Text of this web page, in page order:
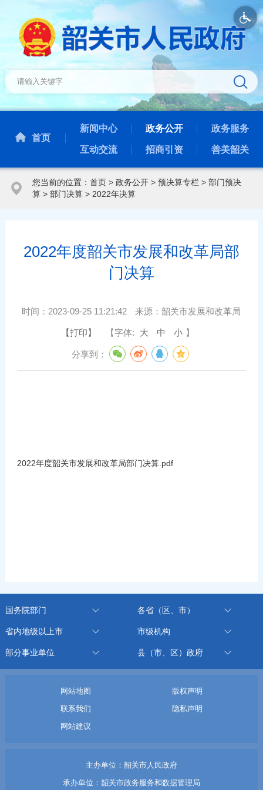
首页
新闻中心 政务公开 政务服务
互动交流 招商引资 善美韶关
您当前的位置： 首页> 政务公开> 预决算专栏> 部门预决
算> 部门决算> 2022年决算
2022年度韶关市发展和改革局部
门决算
时间： 2023-09-25 11:21:42 来源：韶关市发展和改革局
【打印】 【字体: 大 中 小 】
分享到：
2022年度韶关市发展和改革局部门决算.pdf
国务院部门 各省（区、市）
省内地级以上市 市级机构
部分事业单位 县（市、区）政府
网站地图
版权声明
联系我们
隐私声明
网站建议
主办单位：韶关市人民政府
承办单位：韶关市政务服务和数据管理局